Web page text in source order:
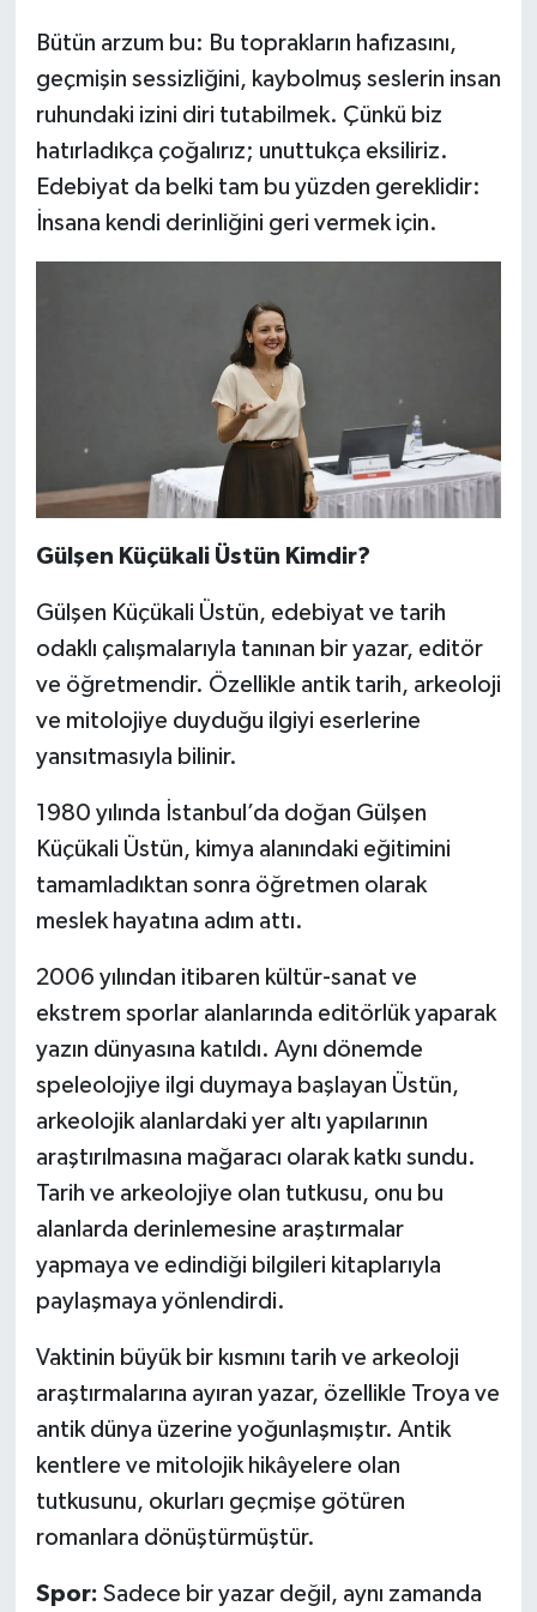
Bütün arzum bu: Bu toprakların hafızasını,
geçmişin sessizliğini, kaybolmuş seslerin insan
ruhundaki izini diri tutabilmek. Çünkü biz
hatırladıkça çoğalırız; unuttukça eksiliriz.
Edebiyat da belki tam bu yüzden gereklidir:
İnsana kendi derinliğini geri vermek için.
Gülşen Küçükali Üstün Kimdir?
Gülşen Küçükali Üstün, edebiyat ve tarih
odaklı çalışmalarıyla tanınan bir yazar, editör
ve öğretmendir. Özellikle antik tarih, arkeoloji
ve mitolojiye duyduğu ilgiyi eserlerine
yansıtmasıyla bilinir.
1980 yılında İstanbul’da doğan Gülşen
Küçükali Üstün, kimya alanındaki eğitimini
tamamladıktan sonra öğretmen olarak
meslek hayatına adım attı.
2006 yılından itibaren kültür-sanat ve
ekstrem sporlar alanlarında editörlük yaparak
yazın dünyasına katıldı. Aynı dönemde
speleolojiye ilgi duymaya başlayan Üstün,
arkeolojik alanlardaki yer altı yapılarının
araştırılmasına mağaracı olarak katkı sundu.
Tarih ve arkeolojiye olan tutkusu, onu bu
alanlarda derinlemesine araştırmalar
yapmaya ve edindiği bilgileri kitaplarıyla
paylaşmaya yönlendirdi.
Vaktinin büyük bir kısmını tarih ve arkeoloji
araştırmalarına ayıran yazar, özellikle Troya ve
antik dünya üzerine yoğunlaşmıştır. Antik
kentlere ve mitolojik hikâyelere olan
tutkusunu, okurları geçmişe götüren
romanlara dönüştürmüştür.
Spor: Sadece bir yazar değil, aynı zamanda